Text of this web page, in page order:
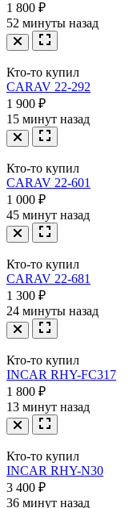
1 800 ₽
52 минуты назад
Кто-то купил
CARAV 22-292
1 900 ₽
15 минут назад
Кто-то купил
CARAV 22-601
1 000 ₽
45 минут назад
Кто-то купил
CARAV 22-681
1 300 ₽
24 минуты назад
Кто-то купил
INCAR RHY-FC317
1 800 ₽
13 минут назад
Кто-то купил
INCAR RHY-N30
3 400 ₽
36 минут назад